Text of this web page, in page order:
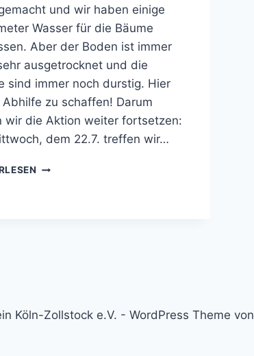
und wir haben einige
Wasser für die Bäume
Aber der Boden ist immer
ausgetrocknet und die
sind immer noch durstig. Hier
Abhilfe zu schaffen! Darum
wir die Aktion weiter fortsetzen:
dem 22.7. treffen wir…
ZOLLSTOCK
Köln-Zollstock e.V. - WordPress Theme von